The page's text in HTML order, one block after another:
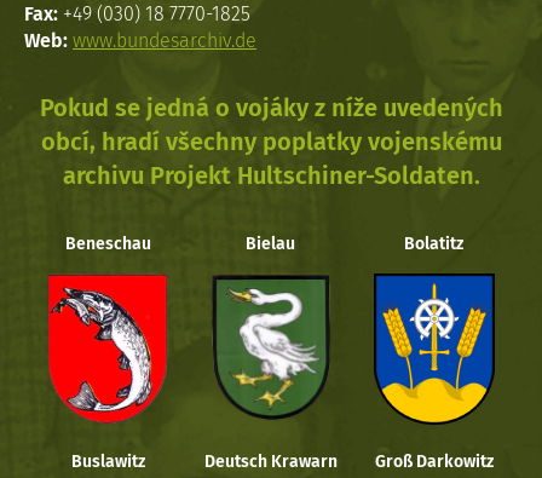
Fax: +49 (030) 18 7770-1825
Web: www.bundesarchiv.de
Pokud se jedná o vojáky z níže uvedených
obcí, hradí všechny poplatky vojenskému
archivu Projekt Hultschiner-Soldaten.
Beneschau Bielau Bolatitz
Buslawitz Deutsch Krawarn Groß Darkowitz